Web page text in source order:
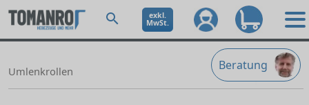
exkl.
MwSt.
Beratung
Umlenkrollen